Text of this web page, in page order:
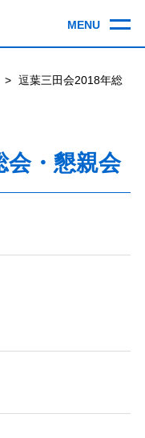
逗葉三田会2018年総
会・懇親会